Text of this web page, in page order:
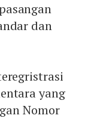
dan
yang
Nomor